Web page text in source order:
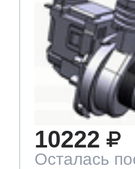
10222
Осталась